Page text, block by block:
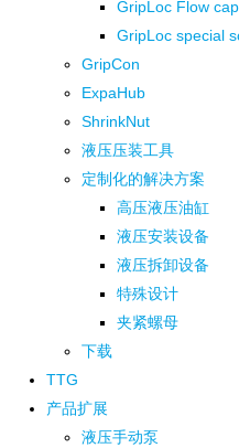
GripLoc Flow
GripLoc special
GripCon
ExpaHub
ShrinkNut
液压压装工具
定制化的解决方案
高压液压油缸
液压安装设备
液压拆卸设备
特殊设计
夹紧螺母
下载
TTG
产品扩展
液压手动泵